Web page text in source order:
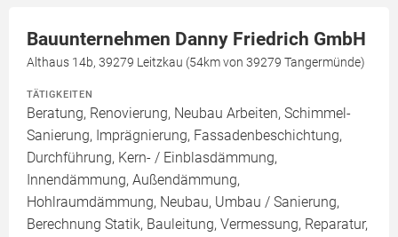
Bauunternehmen Danny Friedrich GmbH
Althaus 14b, 39279 Leitzkau (54km von 39279 Tangermünde)
TÄTIGKEITEN
Beratung, Renovierung, Neubau Arbeiten, Schimmel-
Sanierung, Imprägnierung, Fassadenbeschichtung,
Durchführung, Kern- / Einblasdämmung,
Innendämmung, Außendämmung,
Hohlraumdämmung, Neubau, Umbau / Sanierung,
Berechnung Statik, Bauleitung, Vermessung, Reparatur,